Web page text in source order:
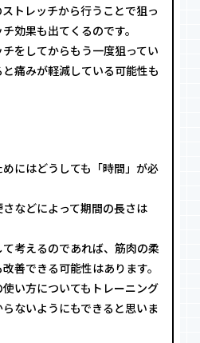
トレッチから行うことで狙っ
効果も出てくるのです。
をしてからもう一度狙ってい
痛みが軽減している可能性も
にはどうしても「時間」が必
などによって期間の長さは
考えるのであれば、筋肉の柔
善できる可能性はあります。
い方についてもトレーニング
ないようにもできると思いま